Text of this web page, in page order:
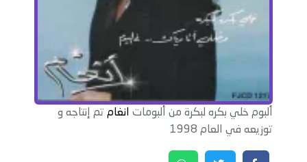
ألبوم خلي بكره لبكرة من ألبومات انغام تم إنتاجه و
توزيعه في العام 1998